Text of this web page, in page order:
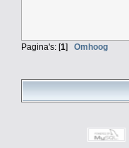
Pagina's: [1] Omhoog